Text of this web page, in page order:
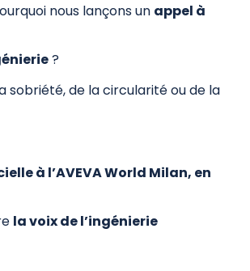
nous lançons un appel à
?
sobriété, de la circularité ou de la
à l’AVEVA World Milan, en
la voix de l’ingénierie